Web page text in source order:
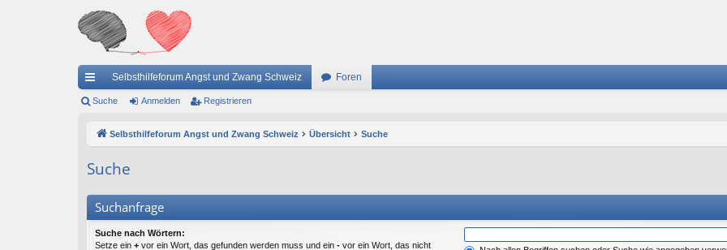
ch
ug
riff
Selbsthilfeforum Angst und Zwang Schweiz Foren
Suche Anmelden Registrieren
Selbsthilfeforum Angst und Zwang Schweiz Übersicht Suche
Suche
Suchanfrage
Suche nach Wörtern:
Setze ein + vor ein Wort, das gefunden werden muss und ein - vor ein Wort, das nicht